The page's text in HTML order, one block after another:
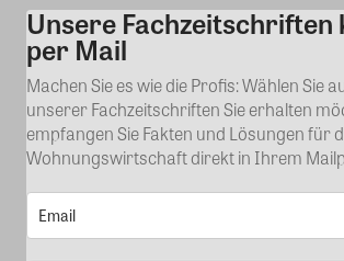
Kommentar
Unsere
per Mail
Machen Sie es wie die Profis: Wählen Sie
unserer Fachzeitschriften Sie erhalten
empfangen Sie Fakten und Lösungen für
Wohnungswirtschaft direkt in Ihrem